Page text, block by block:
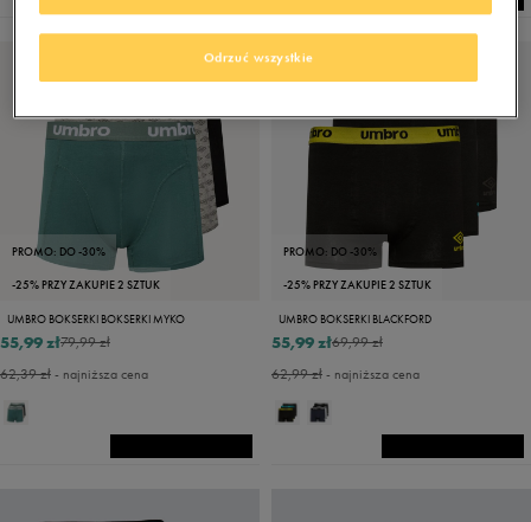
PROMO: DO -30%
-25% PRZY ZAKUPIE 2 SZTUK
UMBRO BOKSERKI BOKSERKI MYKO
79,99 zł
55,99 zł
62,39 zł- najniższa cena
PROMO: DO -30%
-25% PRZY ZAKUPIE 2 SZTUK
UMBRO BOKSERKI BLACKFORD
69,99 zł
55,99 zł
62,99 zł- najniższa cena
Odrzuć wszystkie